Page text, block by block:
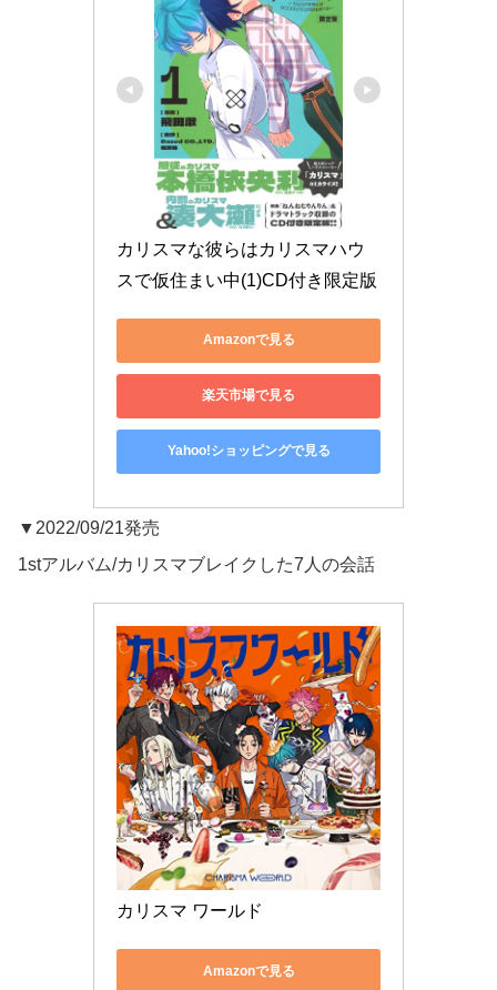
カリスマな彼らはカリスマハウ
スで仮住まい中(1)CD付き限定版
Amazonで見る
楽天市場で見る
Yahoo!ショッピングで見る
▼2022/09/21発売
1stアルバム/カリスマブレイクした7人の会話
カリスマ ワールド
Amazonで見る